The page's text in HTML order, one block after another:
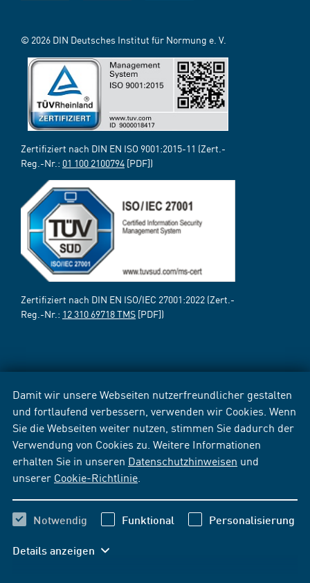
Damit wir unsere Webseiten nutzerfreundlicher gestalten
und fortlaufend verbessern, verwenden wir Cookies. Wenn
Sie die Webseiten weiter nutzen, stimmen Sie dadurch der
Verwendung von Cookies zu. Weitere Informationen
erhalten Sie in unseren Datenschutzhinweisen und
unserer Cookie-Richtlinie
Notwendig Funktional Personalisierung
Details anzeigen
© 2026 DIN Deutsches Institut für Normung e. V.
Zertifiziert nach DIN EN ISO 9001:2015-11 (Zert.-
Reg.-Nr.: 01 100 2100794 [PDF])
Zertifiziert nach DIN EN ISO/IEC 27001:2022 (Zert.-
Reg.-Nr.: 12 310 69718 TMS [PDF])